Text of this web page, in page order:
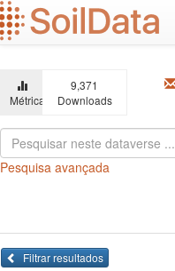
Ir
para
o
principal
Métricas
9,371
Downloads
Pesquisa avançada
Filtrar resultados